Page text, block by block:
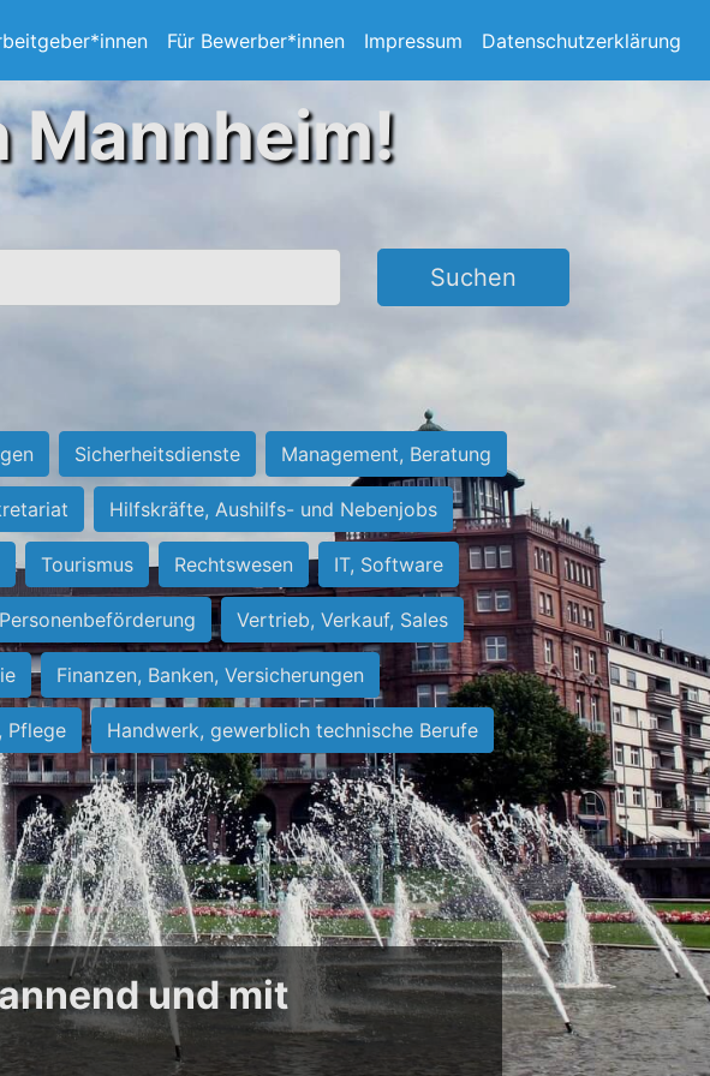
Für Bewerber*innen Impressum Datenschutzerklärung
Mannheim!
Suchen
Sicherheitsdienste Management, Beratung
Hilfskräfte, Aushilfs- und Nebenjobs
Tourismus Rechtswesen IT, Software
Vertrieb, Verkauf, Sales
Finanzen, Banken, Versicherungen
Pflege Handwerk, gewerblich technische Berufe
und mit